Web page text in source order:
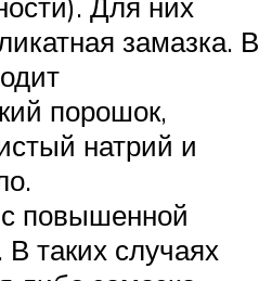
замазка. В
порошок,
натрий и
повышенной
таких случаях